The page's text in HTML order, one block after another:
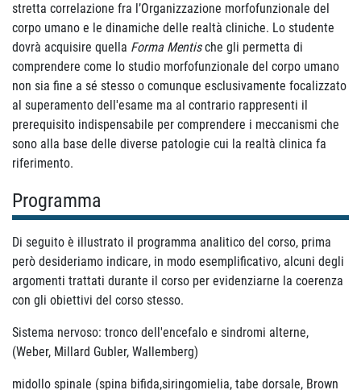
stretta correlazione fra l’Organizzazione morfofunzionale del
corpo umano e le dinamiche delle realtà cliniche. Lo studente
dovrà acquisire quella Forma Mentische gli permetta di
comprendere come lo studio morfofunzionale del corpo umano
non sia fine a sé stesso o comunque esclusivamente focalizzato
al superamento dell'esame ma al contrario rappresenti il
prerequisito indispensabile per comprendere i meccanismi che
sono alla base delle diverse patologie cui la realtà clinica fa
riferimento.
Programma
Di seguito è illustrato il programma analitico del corso, prima
però desideriamo indicare, in modo esemplificativo, alcuni degli
argomenti trattati durante il corso per evidenziarne la coerenza
con gli obiettivi del corso stesso.
Sistema nervoso: tronco dell'encefalo e sindromi alterne,
(Weber, Millard Gubler, Wallemberg)
midollo spinale (spina bifida,siringomielia, tabe dorsale, Brown